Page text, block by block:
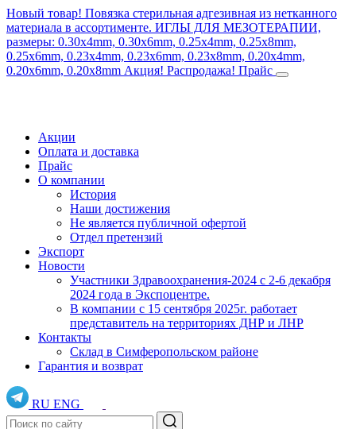
Новый товар! Повязка стерильная адгезивная из нетканного
материала в ассортименте. ИГЛЫ ДЛЯ МЕЗОТЕРАПИИ,
размеры: 0.30x4mm, 0.30x6mm, 0.25x4mm, 0.25x8mm,
0.25x6mm, 0.23x4mm, 0.23x6mm, 0.23x8mm, 0.20x4mm,
0.20x6mm, 0.20x8mm Акция! Распродажа! Прайс
Акции
Оплата и доставка
Прайс
О компании
История
Наши достижения
Не является публичной офертой
Отдел претензий
Экспорт
Новости
Участники Здравоохранения-2024 с 2-6 декабря
2024 года в Экспоцентре.
В компании с 15 сентября 2025г. работает
представитель на территориях ДНР и ЛНР
Контакты
Склад в Симферопольском районе
Гарантия и возврат
RU ENG